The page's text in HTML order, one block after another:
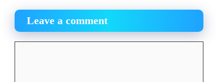
Leave a comment